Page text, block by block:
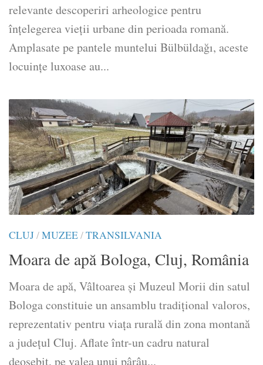
relevante descoperiri arheologice pentru
înțelegerea vieții urbane din perioada romană.
Amplasate pe pantele muntelui Bülbüldağı, aceste
locuințe luxoase au...
CLUJ/MUZEE/TRANSILVANIA
Moara de apă Bologa, Cluj, România
Moara de apă, Vâltoarea și Muzeul Morii din satul
Bologa constituie un ansamblu tradițional valoros,
reprezentativ pentru viața rurală din zona montană
a județul Cluj. Aflate într-un cadru natural
deosebit, pe valea unui pârâu...